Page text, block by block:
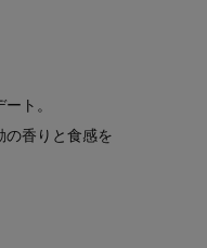
ト。
香りと食感を